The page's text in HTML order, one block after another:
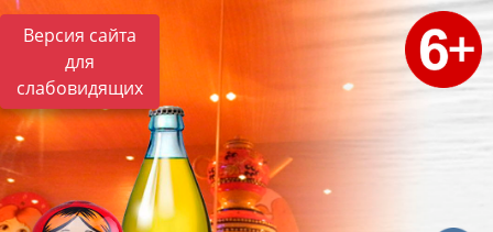
Версия сайта
для
слабовидящих